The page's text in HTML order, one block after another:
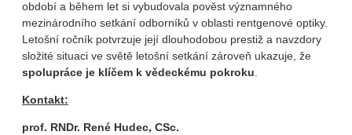
období a během let si vybudovala pověst významného
mezinárodního setkání odborníků v oblasti rentgenové optiky.
Letošní ročník potvrzuje její dlouhodobou prestiž a navzdory
složité situaci ve světě letošní setkání zároveň ukazuje, že
spolupráce je klíčem k vědeckému pokroku.
Kontakt:
prof. RNDr. René Hudec, CSc.